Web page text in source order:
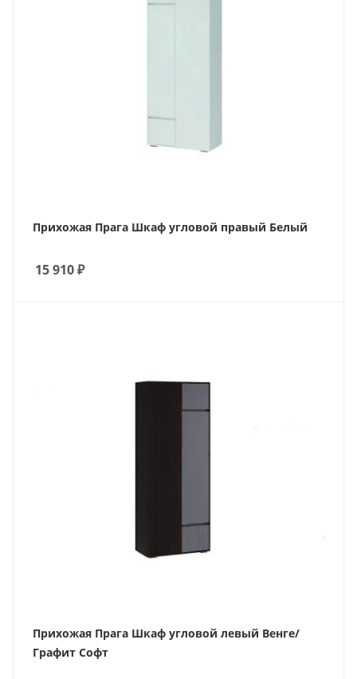
Прихожая Прага Шкаф угловой правый Белый
15 910₽
Прихожая Прага Шкаф угловой левый Венге/
Графит Софт